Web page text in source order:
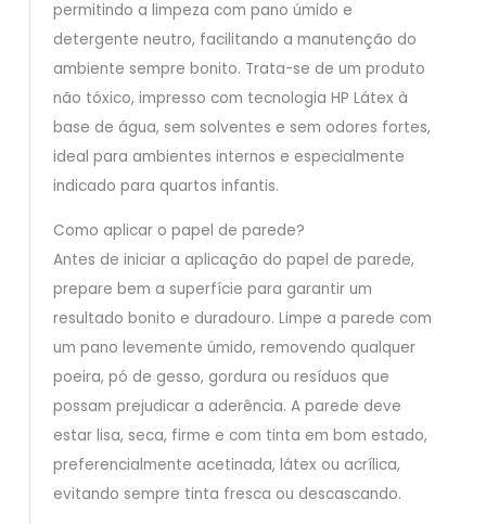
permitindo a limpeza com pano úmido e
detergente neutro, facilitando a manutenção do
ambiente sempre bonito. Trata-se de um produto
não tóxico, impresso com tecnologia HP Látex à
base de água, sem solventes e sem odores fortes,
ideal para ambientes internos e especialmente
indicado para quartos infantis.
Como aplicar o papel de parede?
Antes de iniciar a aplicação do papel de parede,
prepare bem a superfície para garantir um
resultado bonito e duradouro. Limpe a parede com
um pano levemente úmido, removendo qualquer
poeira, pó de gesso, gordura ou resíduos que
possam prejudicar a aderência. A parede deve
estar lisa, seca, firme e com tinta em bom estado,
preferencialmente acetinada, látex ou acrílica,
evitando sempre tinta fresca ou descascando.